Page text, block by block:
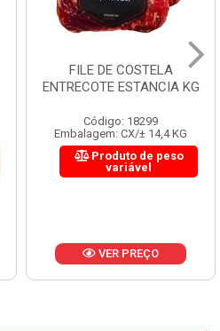
FILE DE COSTELA
ENTRECOTE ESTANCIA KG
Código: 18299
Embalagem: CX/± 14,4 KG
Produto de peso
variável
VER PREÇO